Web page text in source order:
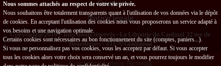
Contact
Notice légale
Copyright@2019 - Tous droits réservés - La Librairie du Cardinal 32 rue de
Bénédigues - 33170 Gradignan
Conception Lithium Network
Nous sommes attachés au respect de votre vie privée.
Nous souhaitons être totalement transparents quant à l'utilisation de vos données via le dépôt
de cookies. En acceptant l'utilisation des cookies nous vous proposerons un service adapté à
vos besoins et une navigation optimale.
Certains cookies sont nécessaires au bon fonctionnement du site (comptes, paniers...).
Si vous ne personnalisez pas vos cookies, vous les acceptez par défaut. Si vous accepter
tous les cookies alors votre choix sera conservé un an, et vous pourrez toujours le modifier